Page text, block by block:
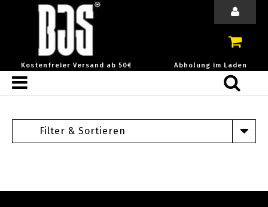
Kostenfreier Versand ab 50€ Abholung im Laden
Filter & Sortieren